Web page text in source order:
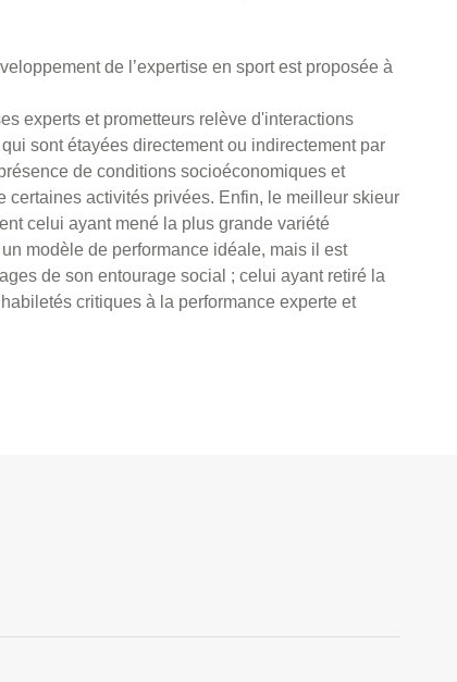
de l’expertise en sport est proposée à
experts et prometteurs relève d'interactions
sont étayées directement ou indirectement par
de conditions socioéconomiques et
activités privées. Enfin, le meilleur skieur
celui ayant mené la plus grande variété
modèle de performance idéale, mais il est
de son entourage social ; celui ayant retiré la
critiques à la performance experte et